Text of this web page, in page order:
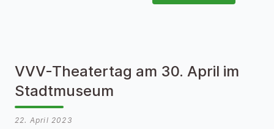
VVV-Theatertag am 30. April im
Stadtmuseum
22. April 2023